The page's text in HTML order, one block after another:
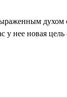
духом
нее новая цель